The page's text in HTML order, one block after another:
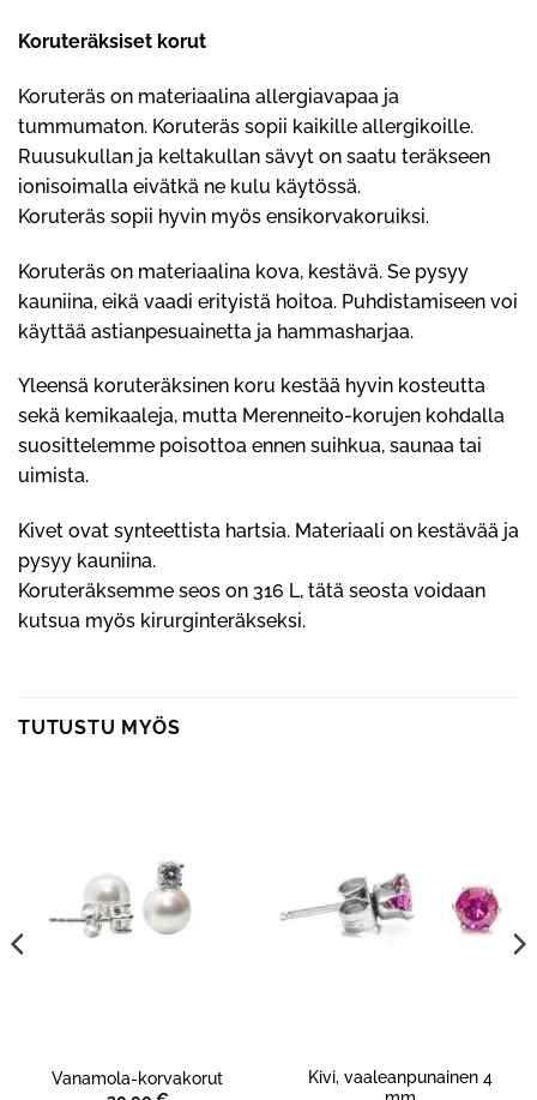
Koruteräksiset korut
Koruteräs on materiaalina allergiavapaa ja
tummumaton. Koruteräs sopii kaikille allergikoille.
Ruusukullan ja keltakullan sävyt on saatu teräkseen
ionisoimalla eivätkä ne kulu käytössä.
Koruteräs sopii hyvin myös ensikorvakoruiksi.
Koruteräs on materiaalina kova, kestävä. Se pysyy
kauniina, eikä vaadi erityistä hoitoa. Puhdistamiseen voi
käyttää astianpesuainetta ja hammasharjaa.
Yleensä koruteräksinen koru kestää hyvin kosteutta
sekä kemikaaleja, mutta Merenneito-korujen kohdalla
suosittelemme poisottoa ennen suihkua, saunaa tai
uimista.
Kivet ovat synteettista hartsia. Materiaali on kestävää ja
pysyy kauniina.
Koruteräksemme seos on 316 L, tätä seosta voidaan
kutsua myös kirurginteräkseksi.
TUTUSTU MYÖS
Vanamola-korvakorut
Kivi, vaaleanpunainen 4